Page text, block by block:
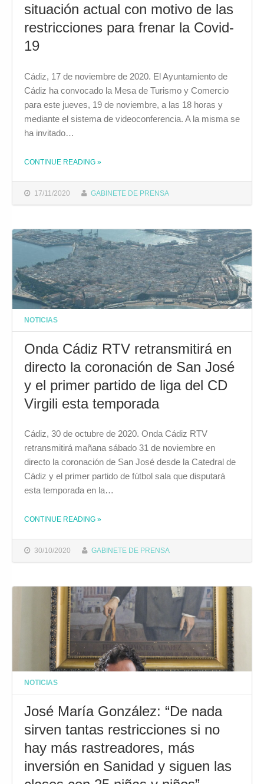
situación actual con motivo de las
restricciones para frenar la Covid-
19
17/11/2020 GABINETE DE PRENSA
Cádiz, 17 de noviembre de 2020. El Ayuntamiento de
Cádiz ha convocado la Mesa de Turismo y Comercio
para este jueves, 19 de noviembre, a las 18 horas y
mediante el sistema de videoconferencia. A la misma se
ha invitado…
CONTINUE READING »
NOTICIAS
Onda Cádiz RTV retransmitirá en
directo la coronación de San José
y el primer partido de liga del CD
Virgili esta temporada
30/10/2020 GABINETE DE PRENSA
Cádiz, 30 de octubre de 2020. Onda Cádiz RTV
retransmitirá mañana sábado 31 de noviembre en
directo la coronación de San José desde la Catedral de
Cádiz y el primer partido de fútbol sala que disputará
esta temporada en la…
CONTINUE READING »
NOTICIAS
José María González: “De nada
sirven tantas restricciones si no
hay más rastreadores, más
inversión en Sanidad y siguen las